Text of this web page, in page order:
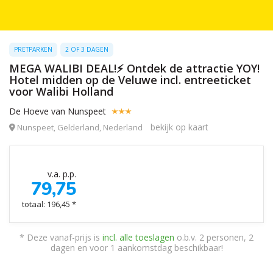
PRETPARKEN 2 OF 3 DAGEN
MEGA WALIBI DEAL!⚡ Ontdek de attractie YOY!
Hotel midden op de Veluwe incl. entreeticket
voor Walibi Holland
De Hoeve van Nunspeet
Nunspeet, Gelderland, Nederland bekijk op kaart
v.a. p.p.
79,75
totaal: 196,45 *
* Deze vanaf-prijs is incl. alle toeslagen o.b.v. 2 personen, 2
dagen en voor 1 aankomstdag beschikbaar!